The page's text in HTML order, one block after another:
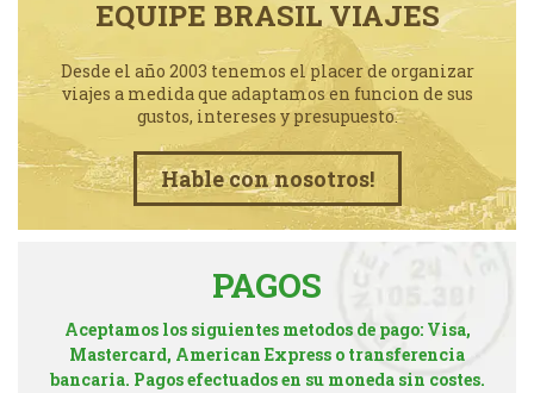
EQUIPE BRASIL VIAJES
Desde el año 2003 tenemos el placer de organizar
viajes a medida que adaptamos en funcion de sus
gustos, intereses y presupuesto.
Hable con nosotros!
PAGOS
Aceptamos los siguientes metodos de pago: Visa,
Mastercard, American Express o transferencia
bancaria. Pagos efectuados en su moneda sin costes.